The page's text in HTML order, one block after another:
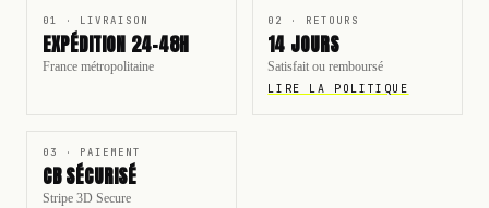
01 · LIVRAISON
EXPÉDITION 24-48H
France métropolitaine
02 · RETOURS
14 JOURS
Satisfait ou remboursé
LIRE LA POLITIQUE
03 · PAIEMENT
CB SÉCURISÉ
Stripe 3D Secure